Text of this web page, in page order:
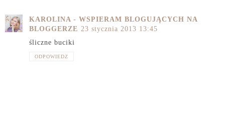
KAROLINA - WSPIERAM BLOGUJĄCYCH NA
BLOGGERZE 23 stycznia 2013 13:45
śliczne buciki
ODPOWIEDZ